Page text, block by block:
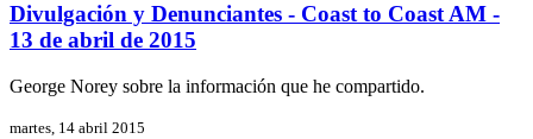
Divulgación y Denunciantes - Coast to Coast AM -
13 de abril de 2015
George Norey sobre la información que he compartido.
martes, 14 abril 2015